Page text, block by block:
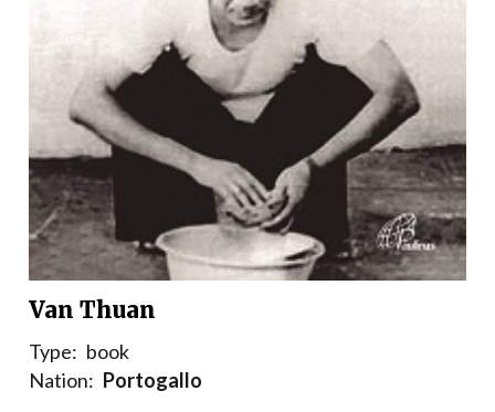
Van Thuan
Type: book
Nation: Portogallo